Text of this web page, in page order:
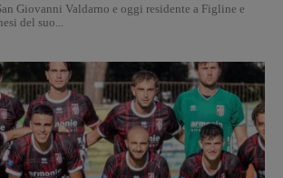
Giovanni Valdarno e oggi residente a Figline e
del suo...